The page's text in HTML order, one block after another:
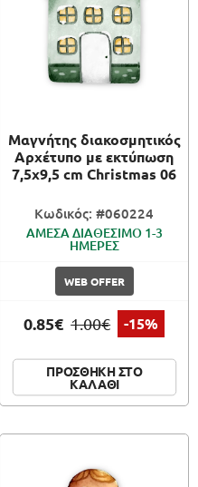
Μαγνήτης διακοσμητικός
Αρχέτυπο με εκτύπωση
7,5x9,5 cm Christmas 06
Κωδικός: #060224
ΑΜΕΣΑ ΔΙΑΘΕΣΙΜΟ 1-3
ΗΜΕΡΕΣ
WEB OFFER
0.85€ 1.00€ -15%
ΠΡΟΣΘΗΚΗ ΣΤΟ
ΚΑΛΑΘΙ